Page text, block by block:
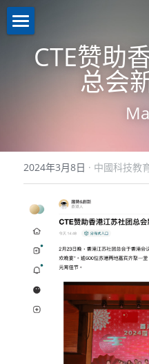
關於我們About us
機構簡介
本會章程
業務介紹Business
助學計劃
入學禮券
聯繫我們
網路無障礙聲明
CTE赞助
总会
2024年3月8日 · 中國科技教